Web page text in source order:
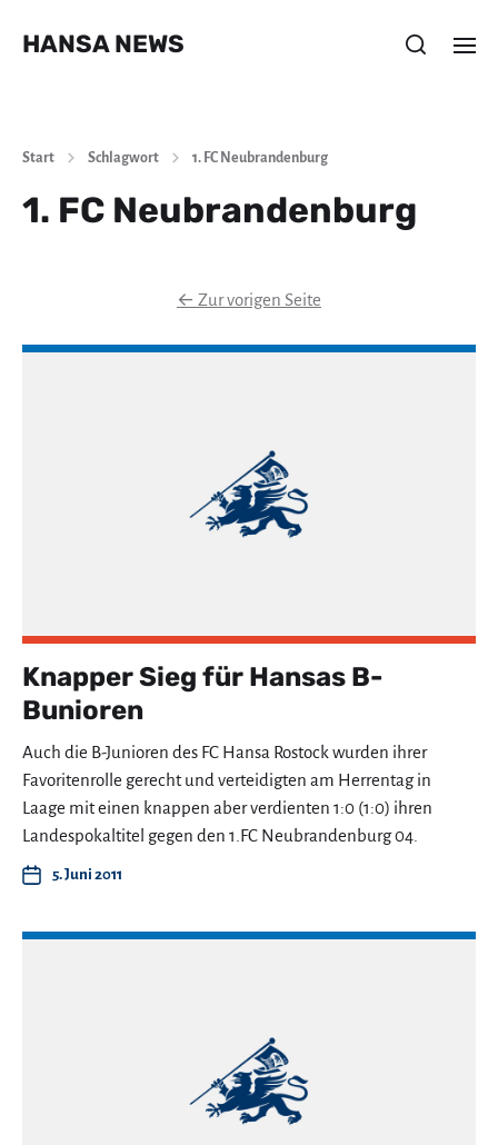
HANSA NEWS
Start Schlagwort 1. FC Neubrandenburg
1. FC Neubrandenburg
← Zur vorigen Seite
Knapper Sieg für Hansas B-
Bunioren
Auch die B-Junioren des FC Hansa Rostock wurden ihrer
Favoritenrolle gerecht und verteidigten am Herrentag in
Laage mit einen knappen aber verdienten 1:0 (1:0) ihren
Landespokaltitel gegen den 1.FC Neubrandenburg 04.
5. Juni 2011